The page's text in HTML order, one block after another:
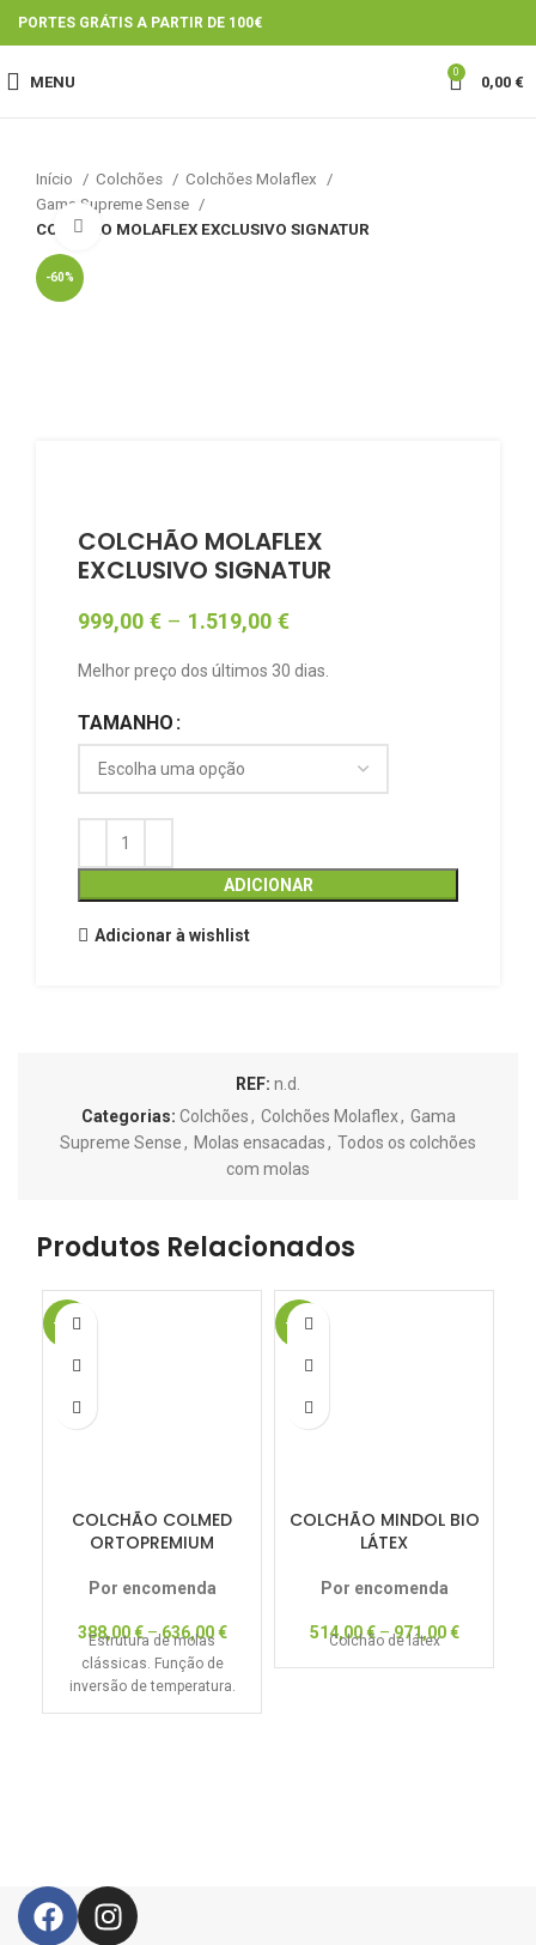
PORTES GRÁTIS A PARTIR DE 100€
MENU
0
0,00 €
Início Colchões
Colchões Molaflex
Gama Supreme Sense
COLCHÃO MOLAFLEX EXCLUSIVO SIGNATUR
-60%
Click to enlarge
COLCHÃO MOLAFLEX
EXCLUSIVO SIGNATUR
999,00 € – 1.519,00 €
Melhor preço dos últimos 30 dias.
TAMANHO
ADICIONAR
Adicionar à wishlist
REF: n.d.
Categorias: Colchões, Colchões Molaflex, Gama
Supreme Sense, Molas ensacadas, Todos os colchões
com molas
Produtos Relacionados
-20%
COLCHÃO COLMED
ORTOPREMIUM
Por encomenda
388,00€–636,00€
Estrutura de molas
clássicas. Função de
inversão de temperatura.
-15%
COLCHÃO MINDOL BIO
LÁTEX
Por encomenda
514,00€–971,00€
Colchão de látex